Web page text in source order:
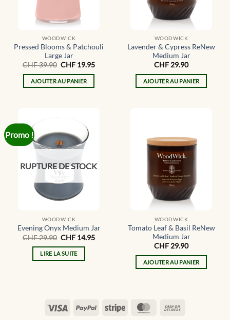
WOODWICK
Pressed Blooms & Patchouli
Large Jar
CHF39.90 Le
initial
était :
CHF 19.95Le
AJOUTER AU PANIER
WOODWICK
Lavender & Cypress ReNew
Medium Jar
CHF29.90
AJOUTER AU PANIER
Promo !
RUPTURE DE STOCK
WOODWICK
Evening Onyx Medium Jar
CHF29.90 Le
initial
était :
CHF 29.90.
CHF 14.95Le
LIRE LA SUITE
WOODWICK
Tomato Leaf & Basil ReNew
Medium Jar
CHF 29.90
AJOUTER AU PANIER
Visa PayPal Stripe MasterCard